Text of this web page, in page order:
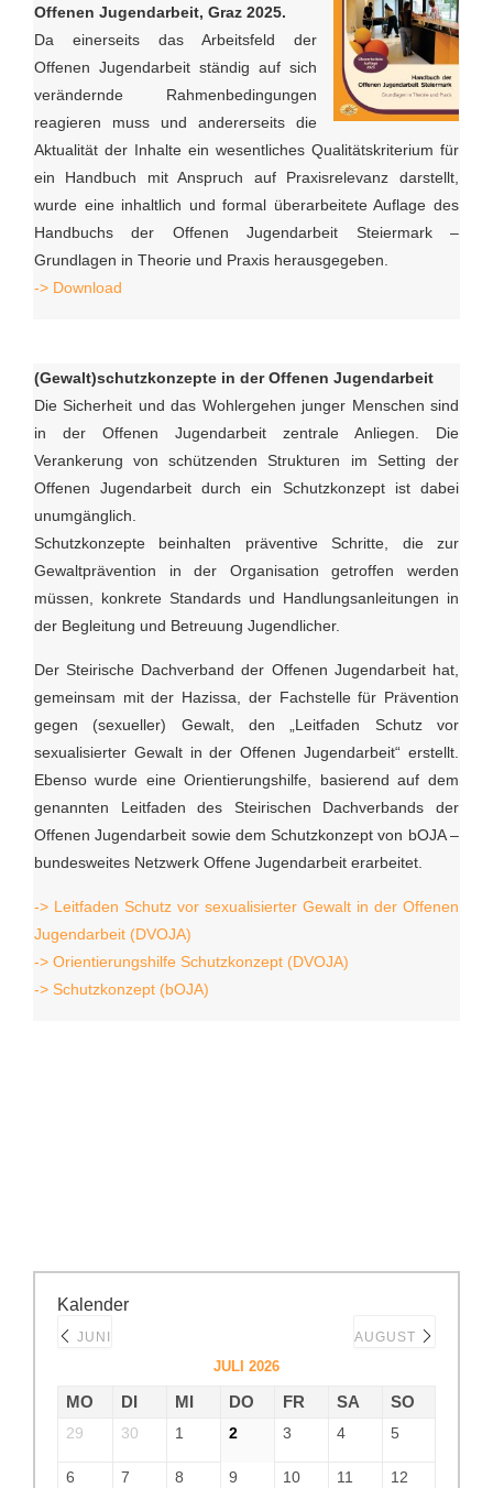
Offenen Jugendarbeit, Graz 2025.
Da einerseits das Arbeitsfeld der
Offenen Jugendarbeit ständig auf sich
verändernde Rahmenbedingungen
reagieren muss und andererseits die
Aktualität der Inhalte ein wesentliches Qualitätskriterium für
ein Handbuch mit Anspruch auf Praxisrelevanz darstellt,
wurde eine inhaltlich und formal überarbeitete Auflage des
Handbuchs der Offenen Jugendarbeit Steiermark –
Grundlagen in Theorie und Praxis herausgegeben.
-> Download
(Gewalt)schutzkonzepte in der Offenen Jugendarbeit
Die Sicherheit und das Wohlergehen junger Menschen sind
in der Offenen Jugendarbeit zentrale Anliegen. Die
Verankerung von schützenden Strukturen im Setting der
Offenen Jugendarbeit durch ein Schutzkonzept ist dabei
unumgänglich.
Schutzkonzepte beinhalten präventive Schritte, die zur
Gewaltprävention in der Organisation getroffen werden
müssen, konkrete Standards und Handlungsanleitungen in
der Begleitung und Betreuung Jugendlicher.
Der Steirische Dachverband der Offenen Jugendarbeit hat,
gemeinsam mit der Hazissa, der Fachstelle für Prävention
gegen (sexueller) Gewalt, den „Leitfaden Schutz vor
sexualisierter Gewalt in der Offenen Jugendarbeit“ erstellt.
Ebenso wurde eine Orientierungshilfe, basierend auf dem
genannten Leitfaden des Steirischen Dachverbands der
Offenen Jugendarbeit sowie dem Schutzkonzept von bOJA –
bundesweites Netzwerk Offene Jugendarbeit erarbeitet.
-> Leitfaden Schutz vor sexualisierter Gewalt in der Offenen
Jugendarbeit (DVOJA)
-> Orientierungshilfe Schutzkonzept (DVOJA)
-> Schutzkonzept (bOJA)
Kalender
JUNI
JULI 2026
AUGUST
MO DI MI DO FR SA SO
29 30 1 2 3 4 5
6 7 8 9 10 11 12